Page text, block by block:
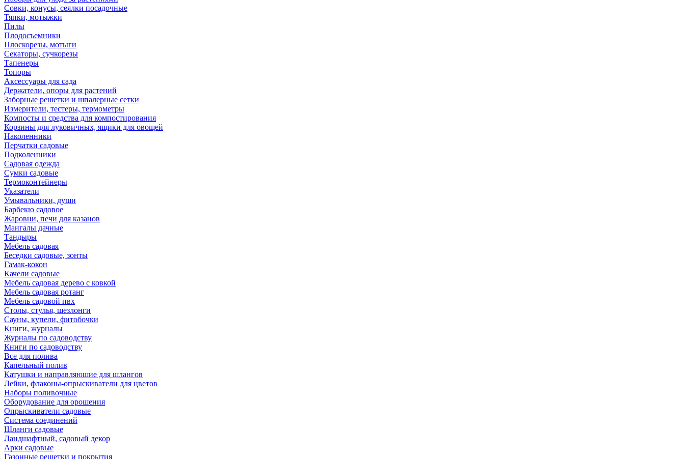
Совки, конусы, сеялки посадочные
Тяпки, мотыжки
Пилы
Плодосъемники
Плоскорезы, мотыги
Секаторы, сучкорезы
Тапенеры
Топоры
Аксессуары для сада
Держатели, опоры для растений
Заборные решетки и шпалерные сетки
Измерители, тестеры, термометры
Компосты и средства для компостирования
Корзины для луковичных, ящики для овощей
Наколенники
Перчатки садовые
Подколенники
Садовая одежда
Сумки садовые
Термоконтейнеры
Указатели
Умывальники, души
Барбекю садовое
Жаровни, печи для казанов
Мангалы дачные
Тандыры
Мебель садовая
Беседки садовые, зонты
Гамак-кокон
Качели садовые
Мебель садовая дерево с ковкой
Мебель садовая ротанг
Мебель садовой пвх
Столы, стулья, шезлонги
Сауны, купели, фитобочки
Книги, журналы
Журналы по садоводству
Книги по садоводству
Все для полива
Капельный полив
Катушки и направляюшие для шлангов
Лейки, флаконы-опрыскиватели для цветов
Наборы поливочные
Оборудование для орошения
Опрыскиватели садовые
Система соединений
Шланги садовые
Ландшафтный, садовый декор
Арки садовые
Газонные решетки и покрытия